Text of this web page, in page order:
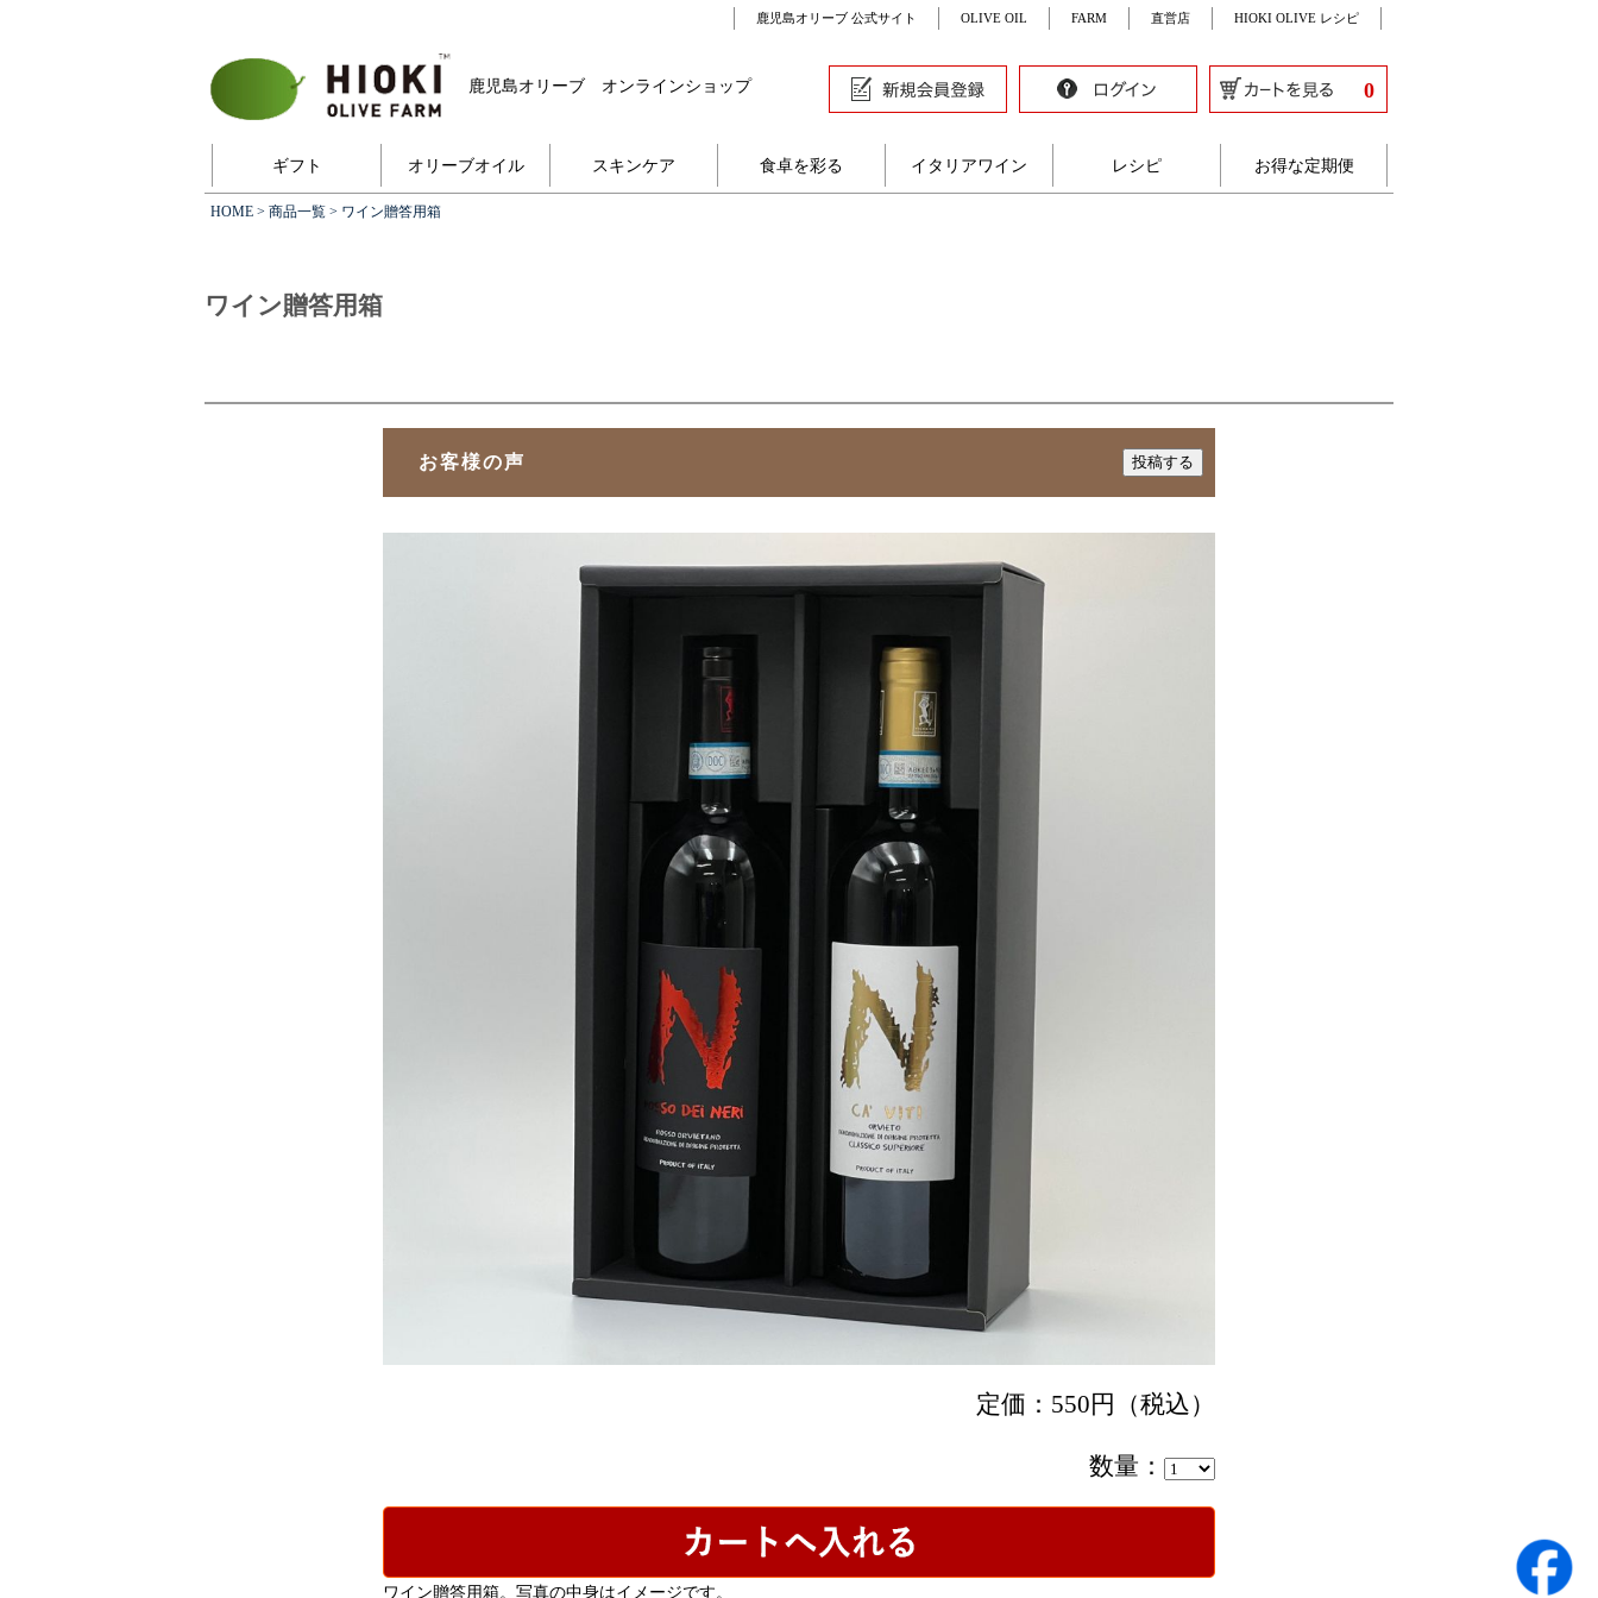
鹿児島オリーブ 公式サイト OLIVE OIL FARM 直営店 HIOKI OLIVE レシピ
鹿児島オリーブ オンラインショップ 0
ギフト オリーブオイル スキンケア 食卓を彩る イタリアワイン レシピ お得な定期便
HOME > 商品一覧 > ワイン贈答用箱
ワイン贈答用箱
お客様の声
定価： 550円（税込）
数量：
ワイン贈答用箱。写真の中身はイメージです。